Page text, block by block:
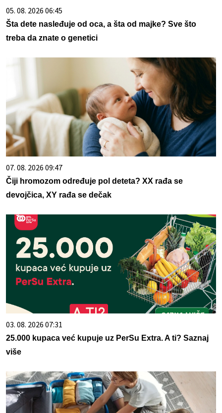
05. 08. 2026 06:45
Šta dete nasleđuje od oca, a šta od majke? Sve što
treba da znate o genetici
07. 08. 2026 09:47
Čiji hromozom određuje pol deteta? XX rađa se
devojčica, XY rađa se dečak
03. 08. 2026 07:31
25.000 kupaca već kupuje uz PerSu Extra. A ti? Saznaj
više